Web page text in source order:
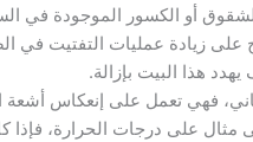
أو الكسور الموجودة في
زيادة عمليات التفتيت في
هذا البيت بإزالة.
فهي تعمل على إنعكاس أشعة
على درجات الحرارة، فإذا